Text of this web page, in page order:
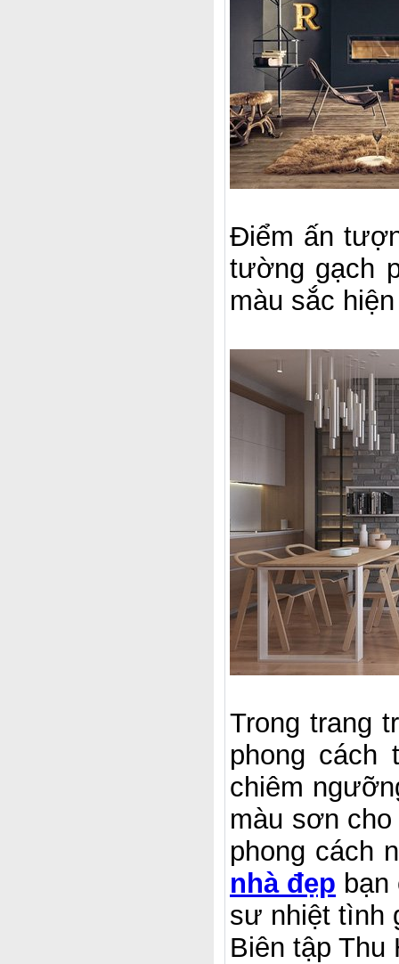
Điểm ấn
tường gạch
màu sắc
Trong trang
phong cách
chiêm
màu sơn
phong cách
nhà đẹp bạn
sư nhiệt tình
Biên tập Thu